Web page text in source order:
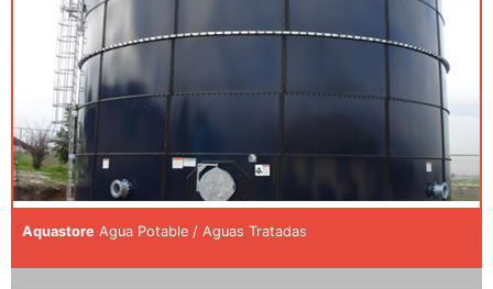
Aquastore Agua Potable / Aguas Tratadas